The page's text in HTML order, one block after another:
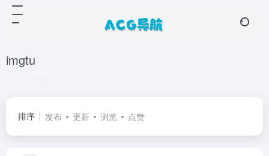
imgtu
排序 发布 更新 浏览 点赞